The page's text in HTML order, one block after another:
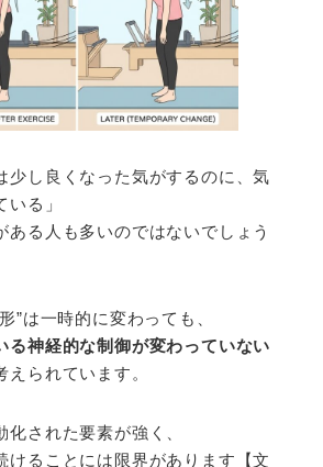
少し良くなった気がするのに、気
る」
ある人も多いのではないでしょう
”は一時的に変わっても、
る神経的な制御が変わっていない
えられています。
化された要素が強く、
けることには限界があります【文